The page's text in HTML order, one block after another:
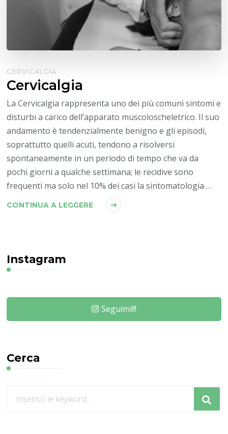
CERVICALGIA
Cervicalgia
La Cervicalgia rappresenta uno dei più comuni sintomi e
disturbi a carico dell’apparato muscoloscheletrico. Il suo
andamento è tendenzialmente benigno e gli episodi,
soprattutto quelli acuti, tendono a risolversi
spontaneamente in un periodo di tempo che va da
pochi giorni a qualche settimana; le recidive sono
frequenti ma solo nel 10% dei casi la sintomatologia …
CONTINUA A LEGGERE
Instagram
Seguimi!!!
Cerca
qualcosa?